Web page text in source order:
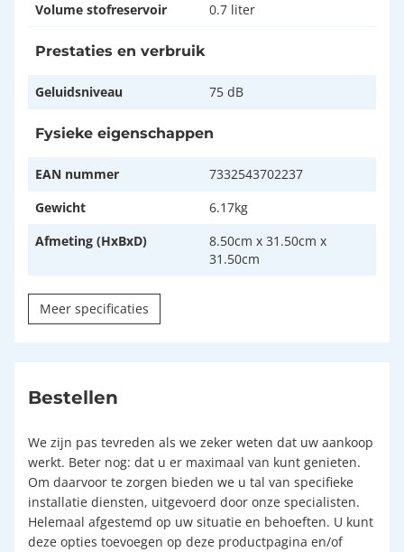
Volume stofreservoir 0.7 liter
Prestaties en verbruik
Geluidsniveau 75 dB
Fysieke eigenschappen
EAN nummer
7332543702237
Gewicht
6.17kg
Afmeting (HxBxD)
8.50cm x 31.50cm x
31.50cm
Meer specificaties
Bestellen
We zijn pas tevreden als we zeker weten dat uw aankoop
werkt. Beter nog: dat u er maximaal van kunt genieten.
Om daarvoor te zorgen bieden we u tal van specifieke
installatie diensten, uitgevoerd door onze specialisten.
Helemaal afgestemd op uw situatie en behoeften. U kunt
deze opties toevoegen op deze productpagina en/of